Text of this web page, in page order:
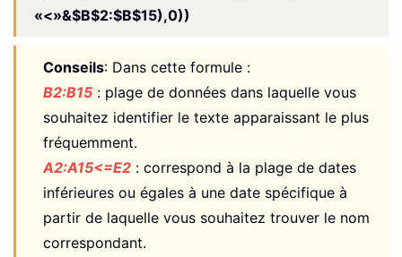
«<»&$B$2:$B$15),0))
Conseils: Dans cette formule :
B2:B15 : plage de données dans laquelle vous
souhaitez identifier le texte apparaissant le plus
fréquemment.
A2:A15<=E2 : correspond à la plage de dates
inférieures ou égales à une date spécifique à
partir de laquelle vous souhaitez trouver le nom
correspondant.